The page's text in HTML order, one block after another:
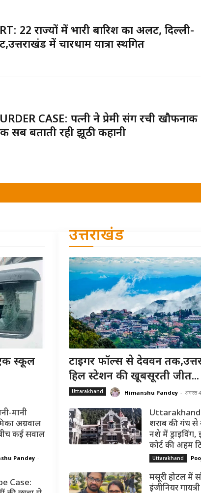
22 राज्यों में भारी बारिश का अलर्ट, दिल्ली-
में चारधाम यात्रा स्थगित
CASE: पत्नी ने प्रेमी संग रची खौफनाक
सब बताती रही झूठी कहानी
स्कूल
मानी
अग्रवाल
कई सवाल
Pandey -
Case:
उत्तराखंड
टाइगर फॉल्स से देववन
हिल स्टेशन की खूबसूरती जीत...
Uttarakhand Himanshu Pandey - अगस्त
शराब की गंध से
नशे में ड्राइविंग,
कोर्ट की अहम
Uttarakhand
मसूरी होटल में
इंजीनियर